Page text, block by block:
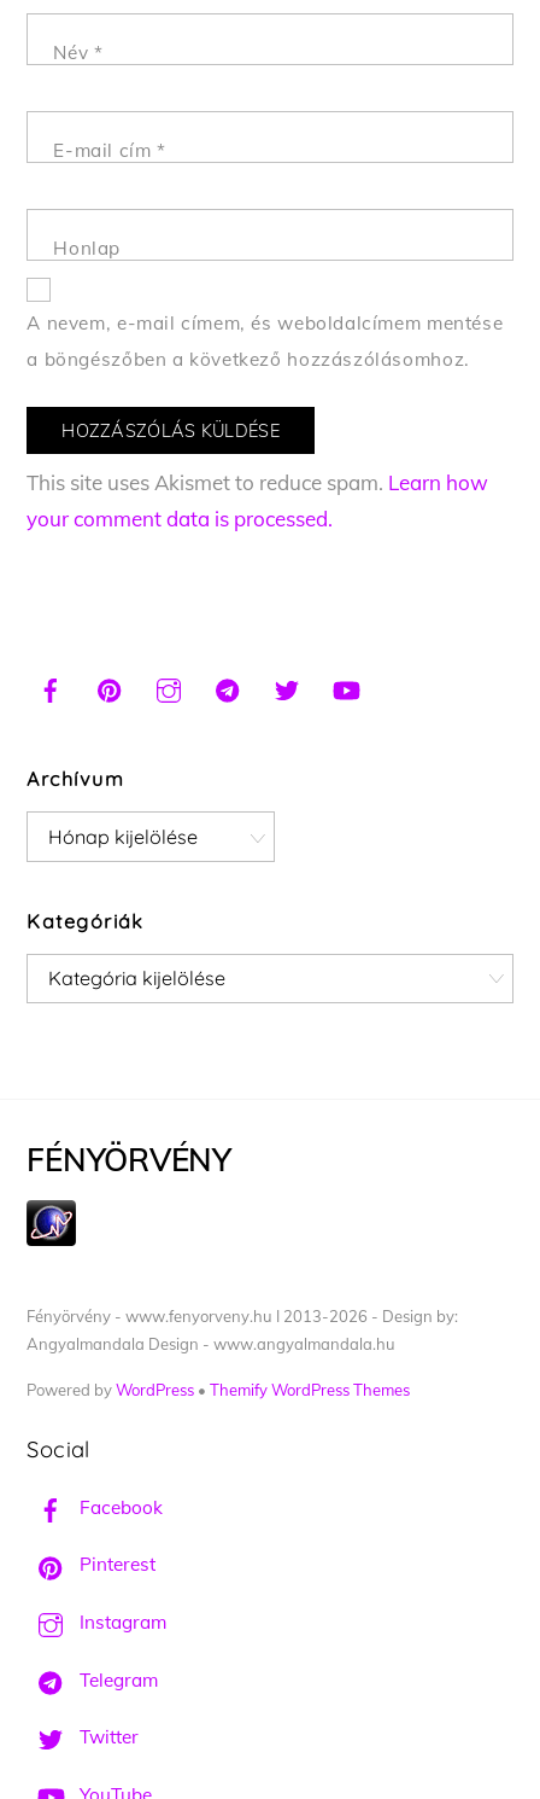
Név *
E-mail cím*
Honlap
A nevem, e-mail címem, és weboldalcímem mentése
a böngészőben a következő hozzászólásomhoz.
This site uses Akismet to reduce spam. Learn how
your comment data is processed.
Archívum
Archívum
Kategóriák
Kategóriák
FÉNYÖRVÉNY
Fényörvény - www.fenyorveny.hu I 2013-2026 - Design by:
Angyalmandala Design - www.angyalmandala.hu
Powered byWordPress •Themify WordPress Themes
Social
Facebook
Pinterest
Instagram
Telegram
Twitter